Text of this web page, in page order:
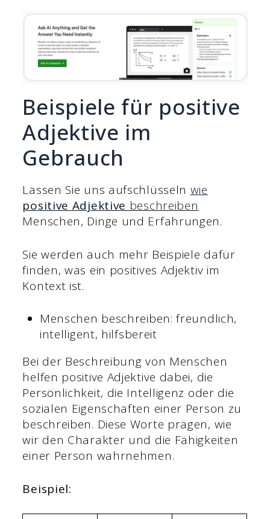
Beispiele für positive
Adjektive im
Gebrauch
Lassen Sie uns aufschlüsseln wie
positive Adjektive beschreiben
Menschen, Dinge und Erfahrungen.
Sie werden auch mehr Beispiele dafür
finden, was ein positives Adjektiv im
Kontext ist.
Menschen beschreiben: freundlich,
intelligent, hilfsbereit
Bei der Beschreibung von Menschen
helfen positive Adjektive dabei, die
Persönlichkeit, die Intelligenz oder die
sozialen Eigenschaften einer Person zu
beschreiben. Diese Worte prägen, wie
wir den Charakter und die Fähigkeiten
einer Person wahrnehmen.
Beispiel: